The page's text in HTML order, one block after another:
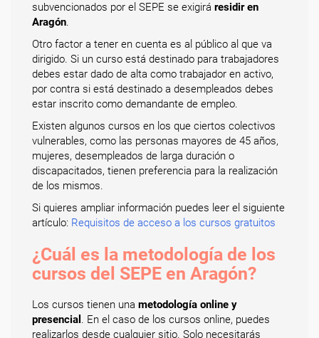
subvencionados por el SEPE se exigirá residir en
Aragón.
Otro factor a tener en cuenta es al público al que va
dirigido. Si un curso está destinado para trabajadores
debes estar dado de alta como trabajador en activo,
por contra si está destinado a desempleados debes
estar inscrito como demandante de empleo.
Existen algunos cursos en los que ciertos colectivos
vulnerables, como las personas mayores de 45 años,
mujeres, desempleados de larga duración o
discapacitados, tienen preferencia para la realización
de los mismos.
Si quieres ampliar información puedes leer el siguiente
artículo: Requisitos de acceso a los cursos gratuitos
¿Cuál es la metodología de los
cursos del SEPE en Aragón?
Los cursos tienen una metodología online y
presencial . En el caso de los cursos online, puedes
realizarlos desde cualquier sitio. Solo necesitarás